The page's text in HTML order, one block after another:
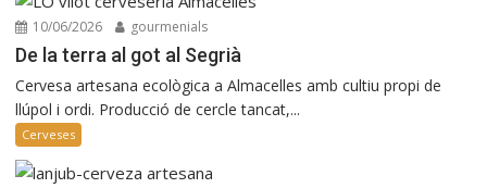
10/06/2026 gourmenials
De la terra al got al Segrià
Cervesa artesana ecològica a Almacelles amb cultiu propi de
llúpol i ordi. Producció de cercle tancat,...
Cerveses